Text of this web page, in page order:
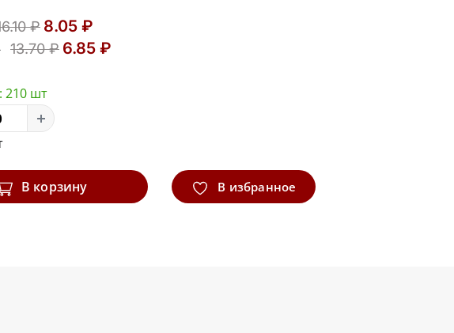
₽ 8.05 ₽
13.70 ₽ 6.85 ₽
210 шт
В корзину В избранное